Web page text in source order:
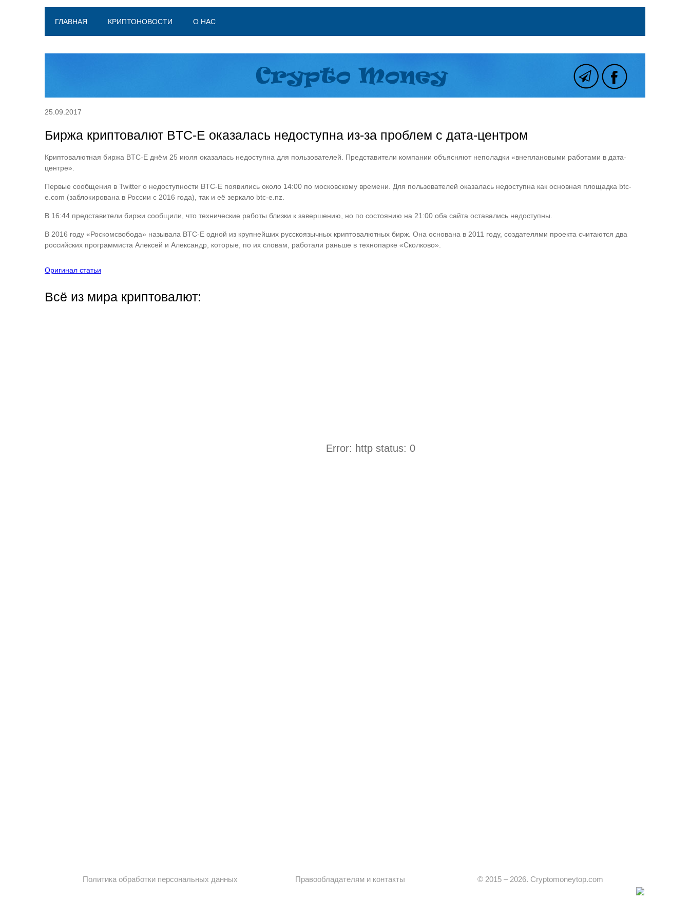
ГЛАВНАЯ КРИПТОНОВОСТИ О НАС
25.09.2017
Биржа криптовалют BTC-E оказалась недоступна из-за проблем с дата-центром
Криптовалютная биржа BTC-E днём 25 июля оказалась недоступна для пользователей. Представители компании объясняют неполадки «внеплановыми работами в дата-
центре».
Первые сообщения в Twitter о недоступности BTC-E появились около 14:00 по московскому времени. Для пользователей оказалась недоступна как основная площадка btc-
e.com (заблокирована в России с 2016 года), так и её зеркало btc-e.nz.
В 16:44 представители биржи сообщили, что технические работы близки к завершению, но по состоянию на 21:00 оба сайта оставались недоступны.
В 2016 году «Роскомсвобода» называла BTC-E одной из крупнейших русскоязычных криптовалютных бирж. Она основана в 2011 году, создателями проекта считаются два
российских программиста Алексей и Александр, которые, по их словам, работали раньше в технопарке «Сколково».
Оригинал статьи
Всё из мира криптовалют:
Error: http status: 0
Политика обработки персональных данных Правообладателям и контакты © 2015 – 2026. Cryptomoneytop.com